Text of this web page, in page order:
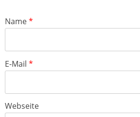
Name*
E-Mail *
Webseite